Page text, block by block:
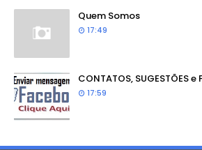
Quem Somos
17:49
CONTATOS, SUGESTÕES e
17:59